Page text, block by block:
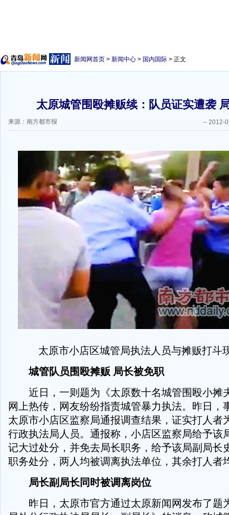
新闻网首页 > 新闻中心 > 国内国际 > 正文
太原城管围殴摊贩续：队员证实遭袭
来源：南方都市报 -- 2012-
太原市小店区城管局执法人员与摊贩打斗
城管队员围殴摊贩 局长被免职
近日，一则题为《太原数十名城管围殴小摊
网上热传，网友纷纷指责城管暴力执法。昨日，
太原市小店区监察局通报调查结果，证实打人者
行政执法局人员。通报称，小店区监察局给予该
记大过处分，并免去局长职务，给予该局副局长
职务处分，两人均被调离执法单位，其余打人者
局长副局长同时被调离岗位
昨日，太原市官方通过太原新闻网发布了题